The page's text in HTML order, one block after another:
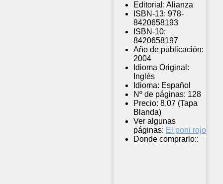
Editorial: Alianza
ISBN-13: 978-
8420658193
ISBN-10:
8420658197
Año de publicación:
2004
Idioma Original:
Inglés
Idioma: Español
Nº de páginas: 128
Precio: 8,07 (Tapa
Blanda)
Ver algunas
páginas: El poni rojo
Donde comprarlo::